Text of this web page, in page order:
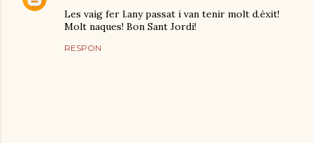
Les vaig fer l.any passat i van tenir molt d.èxit!
Molt naques! Bon Sant Jordi!
RESPON